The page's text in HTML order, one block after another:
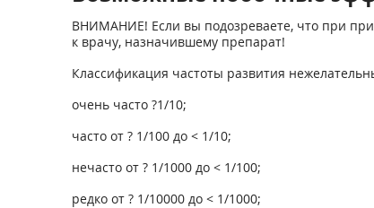
ВНИМАНИЕ! Если вы подозреваете, что при
к врачу, назначившему препарат!
Классификация частоты развития
очень часто ?1/10;
часто от ? 1/100 до < 1/10;
нечасто от ? 1/1000 до < 1/100;
редко от ? 1/10000 до < 1/1000;